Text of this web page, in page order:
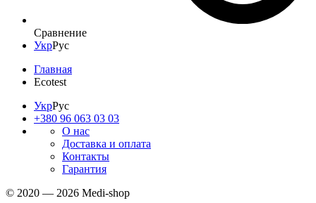
Сравнение
УкрРус
Главная
Ecotest
УкрРус
+380 96 063 03 03
О нас
Доставка и оплата
Контакты
Гарантия
© 2020 — 2026 Medi-shop